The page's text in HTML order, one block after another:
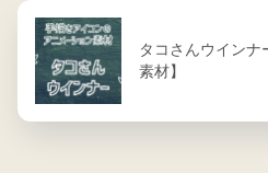
タコさんウインナ
素材】